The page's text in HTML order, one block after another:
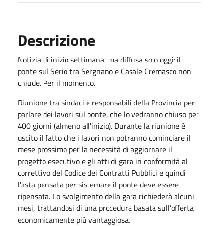
Descrizione
Notizia di inizio settimana, ma diffusa solo oggi: il
ponte sul Serio tra Sergnano e Casale Cremasco non
chiude. Per il momento.
Riunione tra sindaci e responsabili della Provincia per
parlare dei lavori sul ponte, che lo vedranno chiuso per
400 giorni (almeno all'inizio). Durante la riunione è
uscito il fatto che i lavori non potranno cominciare il
mese prossimo per la necessità di aggiornare il
progetto esecutivo e gli atti di gara in conformità al
correttivo del Codice dei Contratti Pubblici e quindi
l'asta pensata per sistemare il ponte deve essere
ripensata. Lo svolgimento della gara richiederà alcuni
mesi, trattandosi di una procedura basata sull’offerta
economicamente più vantaggiosa.